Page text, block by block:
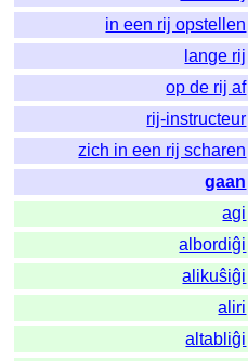
in een rij opstellen
lange rij
op de rij af
rij-instructeur
zich in een rij scharen
gaan
agi
albordiĝi
alikuŝiĝi
aliri
altabliĝi